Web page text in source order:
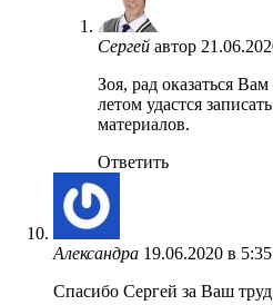
Сергей автор
Зоя, рад оказаться
летом удастся
материалов.
Ответить
Александра 19.06.2020 в
Спасибо Сергей за Ваш